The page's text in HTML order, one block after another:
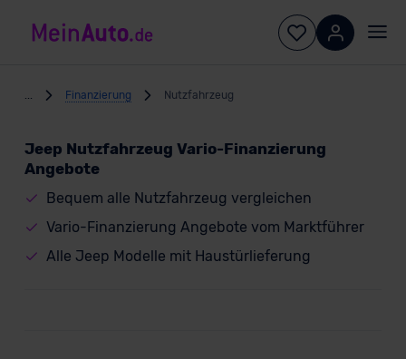
Finanzierung Nutzfahrzeug
Jeep Nutzfahrzeug Vario-Finanzierung
Angebote
Bequem alle Nutzfahrzeug vergleichen
Vario-Finanzierung Angebote vom Marktführer
Alle Jeep Modelle mit Haustürlieferung